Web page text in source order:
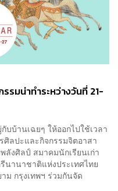
รมน่าทำระหว่างวันที่ 21-
บ้านเฉยๆ ให้ออกไปใช้เวลา
ลปะและกิจกรรมจิตอาสา
งศิลป์ สมาคมนักเรียนเก่า
นานาชาติแห่งประเทศไทย
ม กรุงเทพฯ ร่วมกันจัด